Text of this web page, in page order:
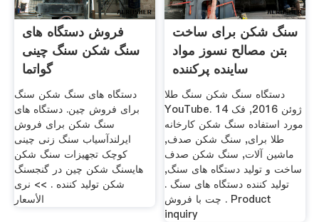
فروش دستگاه های
سنگ شکن سنگ چینی
گواتما
دستگاه های سنگ شکن سنگ
برای فروش چین. دستگاه های
سنگ شکن برای فروش
ایرلندآسیاب سنگ زنی چینی
کوچک تجهیزات سنگ شکن
هایسنگ شکن چین در گنجسنگ
شکن تولید کننده . >> نرى
الأسعار
سنگ شکن برای ساخت
بتن مصالح نسوز مواد
ساینده پرکننده
دستگاه سنگ شکن سنگ طلا
YouTube. 14 ژوئن 2016, فک
مورد استفاده سنگ شکن کارخانه
طلا برای, سنگ شکن صدف,
ماشين آلات, سنگ شکن صدف
ساخت و تولید دستگاه های سنگ,
تولید کننده دستگاه های سنگ .
چت با فروش . Product
inquiry